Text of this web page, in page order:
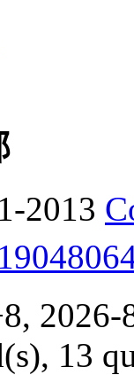
2013
2026-
13